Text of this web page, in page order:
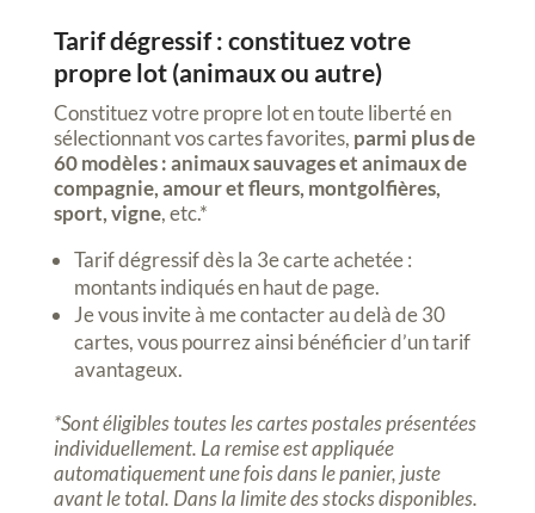
Tarif dégressif : constituez votre
propre lot (animaux ou autre)
Constituez votre propre lot en toute liberté en
sélectionnant vos cartes favorites, parmi plus de
60 modèles :animaux sauvages et animaux de
compagnie, amour et fleurs, montgolfières,
sport, vigne, etc.*
Tarif dégressif dès la 3e carte achetée :
montants indiqués en haut de page.
Je vous invite à me contacter au delà de 30
cartes, vous pourrez ainsi bénéficier d’un tarif
avantageux.
*Sont éligibles toutes les cartes postales présentées
individuellement. La remise est appliquée
automatiquement une fois dans le panier, juste
avant le total. Dans la limite des stocks disponibles.